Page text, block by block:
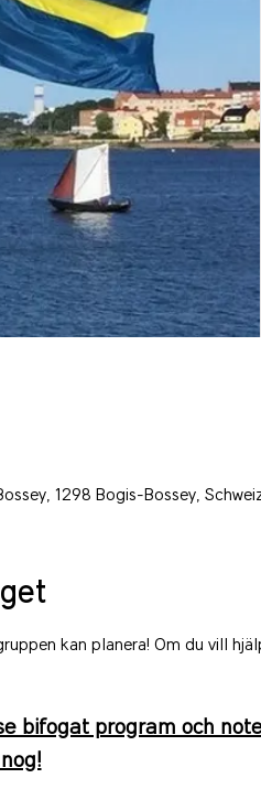
1298 Bogis-Bossey,
kan planera! Om du vill
bifogat program och